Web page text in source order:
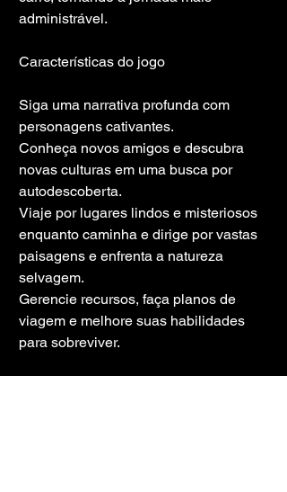
administrável.
Características do jogo
Siga uma narrativa profunda com
personagens cativantes.
Conheça novos amigos e descubra
novas culturas em uma busca por
autodescoberta.
Viaje por lugares lindos e misteriosos
enquanto caminha e dirige por vastas
paisagens e enfrenta a natureza
selvagem.
Gerencie recursos, faça planos de
viagem e melhore suas habilidades
para sobreviver.